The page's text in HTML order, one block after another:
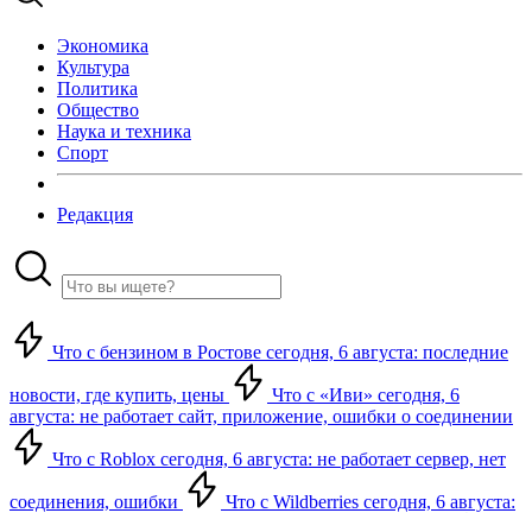
Экономика
Культура
Политика
Общество
Наука и техника
Спорт
Редакция
Что с бензином в Ростове сегодня, 6 августа: последние
новости, где купить, цены
Что с «Иви» сегодня, 6
августа: не работает сайт, приложение, ошибки о соединении
Что с Roblox сегодня, 6 августа: не работает сервер, нет
соединения, ошибки Что с Wildberries сегодня, 6 августа: